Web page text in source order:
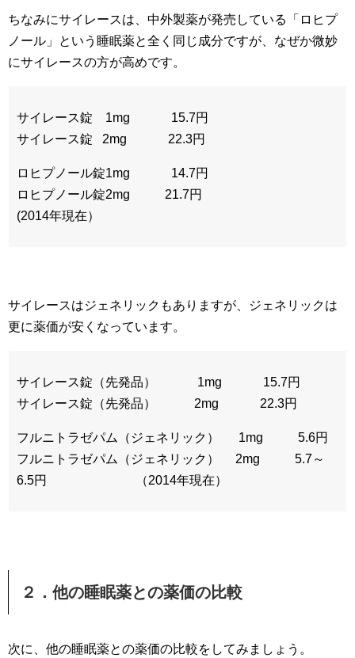
ちなみにサイレースは、中外製薬が発売している「ロヒプ
ノール」という睡眠薬と全く同じ成分ですが、なぜか微妙
にサイレースの方が高めです。
サイレース錠 1mg 15.7円
サイレース錠 2mg 22.3円
ロヒプノール錠1mg 14.7円
ロヒプノール錠2mg 21.7円
(2014年現在）
サイレースはジェネリックもありますが、ジェネリックは
更に薬価が安くなっています。
サイレース錠（先発品） 1mg 15.7円
サイレース錠（先発品） 2mg 22.3円
フルニトラゼパム（ジェネリック） 1mg 5.6円
フルニトラゼパム（ジェネリック） 2mg 5.7～
6.5円 （2014年現在）
２．他の睡眠薬との薬価の比較
次に、他の睡眠薬との薬価の比較をしてみましょう。